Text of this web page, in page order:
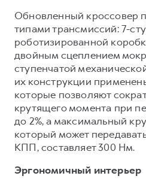
Обновленный кроссовер
типами трансмиссий: 7-
роботизированной
двойным сцеплением
ступенчатой
их конструкции
которые позволяют
крутящего момента при
до 2%, а максимальный
который может
КПП, составляет 300 Нм.
Эргономичный интерьер